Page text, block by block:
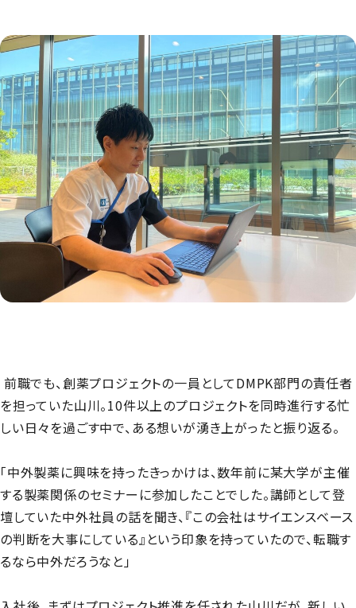
前職でも、創薬プロジェクトの一員としてDMPK部門の責任者
を担っていた山川。10件以上のプロジェクトを同時進行する忙
しい日々を過ごす中で、ある想いが湧き上がったと振り返る。
「中外製薬に興味を持ったきっかけは、数年前に某大学が主催
する製薬関係のセミナーに参加したことでした。講師として登
壇していた中外社員の話を聞き、『この会社はサイエンスベース
の判断を大事にしている』という印象を持っていたので、転職す
るなら中外だろうなと」